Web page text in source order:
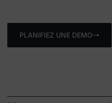
PLANIFIEZ UNE DEMO